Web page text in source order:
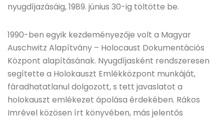
nyugdíjazásáig, 1989. június 30-ig töltötte be.
1990-ben egyik kezdeményezője volt a Magyar
Auschwitz Alapítvány – Holocaust Dokumentációs
Központ alapításának. Nyugdíjasként rendszeresen
segítette a Holokauszt Emlékközpont munkáját,
fáradhatatlanul dolgozott, s tett javaslatot a
holokauszt emlékezet ápolása érdekében. Rákos
Imrével közösen írt könyvében, más jelentős